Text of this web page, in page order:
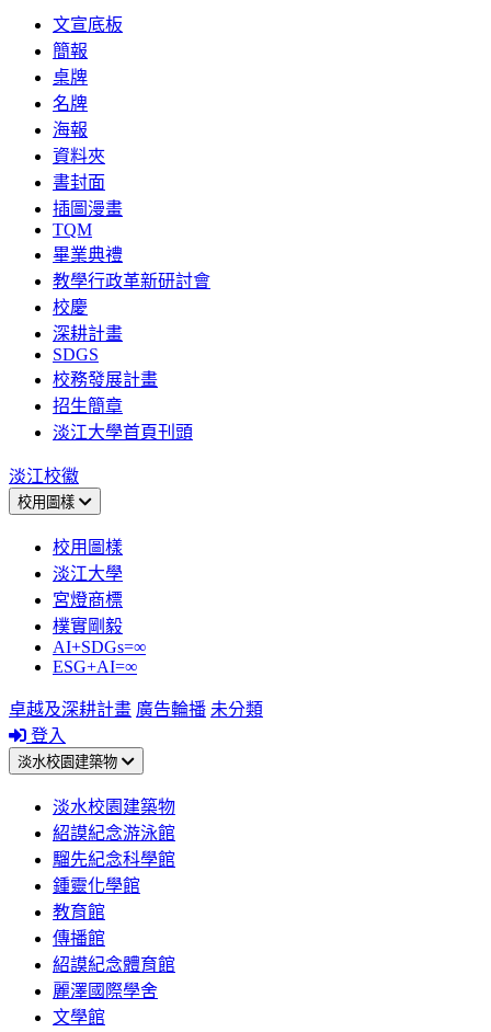
文宣底板
簡報
桌牌
名牌
海報
資料夾
書封面
插圖漫畫
TQM
畢業典禮
教學行政革新研討會
校慶
深耕計畫
SDGS
校務發展計畫
招生簡章
淡江大學首頁刊頭
淡江校徽
校用圖樣
校用圖樣
淡江大學
宮燈商標
樸實剛毅
AI+SDGs=∞
ESG+AI=∞
卓越及深耕計畫 廣告輪播 未分類
登入
淡水校園建築物
淡水校園建築物
紹謨紀念游泳館
騮先紀念科學館
鍾靈化學館
教育館
傳播館
紹謨紀念體育館
麗澤國際學舍
文學館